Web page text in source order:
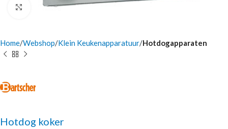
Click to enlarge
Home Webshop Klein Keukenapparatuur Hotdogapparaten
Hotdog koker